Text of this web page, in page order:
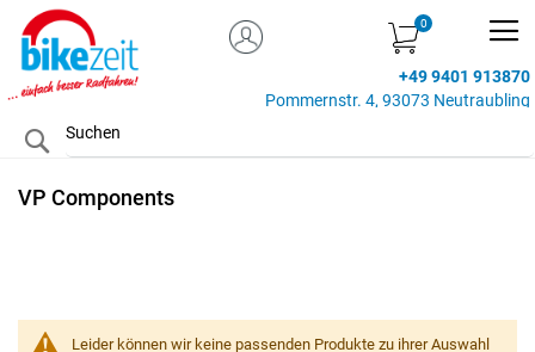
MEIN KONTO
+49 9401 913870
Pommernstr. 4, 93073 Neutraubling
Search
VP Components
Leider können wir keine passenden Produkte zu ihrer Auswahl